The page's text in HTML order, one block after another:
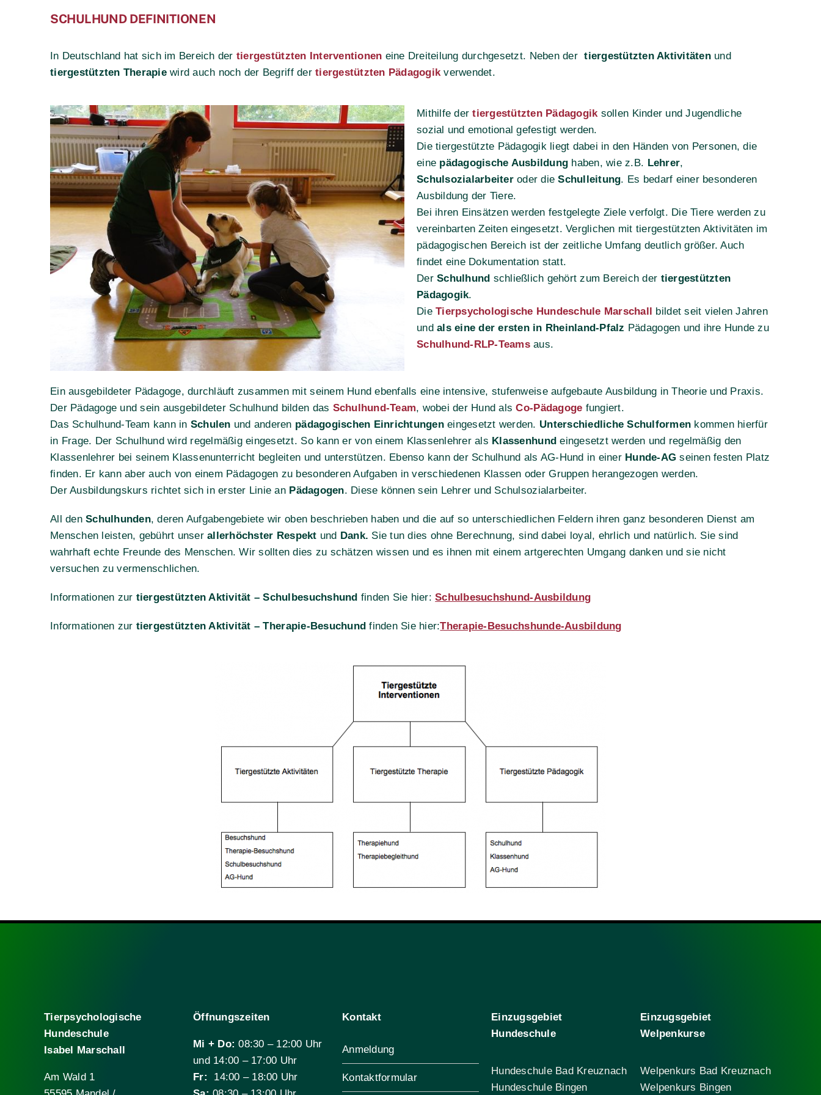
SCHULHUND DEFINITIONEN
In Deutschland hat sich im Bereich der tiergestützten Interventionen eine Dreiteilung durchgesetzt. Neben dertiergestützten Aktivitäten und
tiergestützten Therapiewird auch noch der Begriff dertiergestützten Pädagogikverwendet.
Mithilfe dertiergestützten Pädagogik sollen Kinder und Jugendliche
sozial und emotional gefestigt werden.
Die tiergestützte Pädagogik liegt dabei in den Händen von Personen, die
eine pädagogische Ausbildung haben, wie z.B. Lehrer,
Schulsozialarbeiteroder die Schulleitung. Es bedarf einer besonderen
Ausbildung der Tiere.
Bei ihren Einsätzen werden festgelegte Ziele verfolgt. Die Tiere werden zu
vereinbarten Zeiten eingesetzt. Verglichen mit tiergestützten Aktivitäten im
pädagogischen Bereich ist der zeitliche Umfang deutlich größer. Auch
findet eine Dokumentation statt.
DerSchulhund schließlich gehört zum Bereich der tiergestützten
Pädagogik.
DieTierpsychologische Hundeschule Marschall bildet seit vielen Jahren
undals eine der ersten in Rheinland-Pfalz Pädagogen und ihre Hunde zu
Schulhund-RLP-Teamsaus.
Ein ausgebildeter Pädagoge, durchläuft zusammen mit seinem Hund ebenfalls eine intensive, stufenweise aufgebaute Ausbildung in Theorie und Praxis.
Der Pädagoge und sein ausgebildeter Schulhund bilden das Schulhund-Team, wobei der Hund alsCo-Pädagoge fungiert.
Das Schulhund-Team kann in Schulen und anderen pädagogischen Einrichtungeneingesetzt werden. Unterschiedliche Schulformen kommen hierfür
in Frage. Der Schulhund wird regelmäßig eingesetzt. So kann er von einem Klassenlehrer als Klassenhund eingesetzt werden und regelmäßig den
Klassenlehrer bei seinem Klassenunterricht begleiten und unterstützen. Ebenso kann der Schulhund als AG-Hund in einer Hunde-AG seinen festen Platz
finden. Er kann aber auch von einem Pädagogen zu besonderen Aufgaben in verschiedenen Klassen oder Gruppen herangezogen werden.
Der Ausbildungskurs richtet sich in erster Linie an Pädagogen. Diese können sein Lehrer und Schulsozialarbeiter.
All denSchulhunden, deren Aufgabengebiete wir oben beschrieben haben und die auf so unterschiedlichen Feldern ihren ganz besonderen Dienst am
Menschen leisten, gebührt unserallerhöchster Respekt und Dank. Sie tun dies ohne Berechnung, sind dabei loyal, ehrlich und natürlich. Sie sind
wahrhaft echte Freunde des Menschen. Wir sollten dies zu schätzen wissen und es ihnen mit einem artgerechten Umgang danken und sie nicht
versuchen zu vermenschlichen.
Informationen zur tiergestützten Aktivität – Schulbesuchshund finden Sie hier:Schulbesuchshund-Ausbildung
Informationen zur tiergestützten Aktivität – Therapie-Besuchundfinden Sie hier:Therapie-Besuchshunde-Ausbildung
Tierpsychologische
Hundeschule
Isabel Marschall
Am Wald 1
Öffnungszeiten
Mi + Do: 08:30 – 12:00 Uhr
und 14:00 – 17:00 Uhr
Fr:
14:00 – 18:00 Uhr
Kontakt
Anmeldung
Kontaktformular
Einzugsgebiet
Hundeschule
Hundeschule Bad Kreuznach
Hundeschule Bingen
Einzugsgebiet
Welpenkurse
Welpenkurs Bad Kreuznach
Welpenkurs Bingen